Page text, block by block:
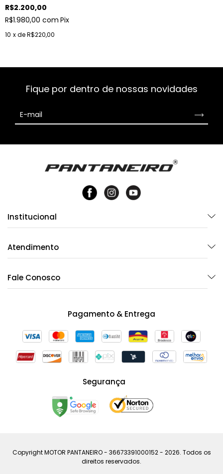
R$2.200,00
R$1.980,00 com Pix
10 x deR$220,00
Fique por dentro de nossas novidades
Institucional
Atendimento
Fale Conosco
Pagamento & Entrega
Segurança
Copyright MOTOR PANTANEIRO - 36673391000152 - 2026. Todos os
direitos reservados.